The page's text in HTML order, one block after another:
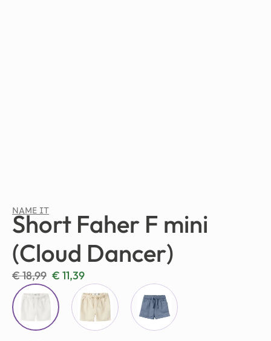
NAME IT
Short Faher F mini
(Cloud Dancer)
€18,99 € 11,39